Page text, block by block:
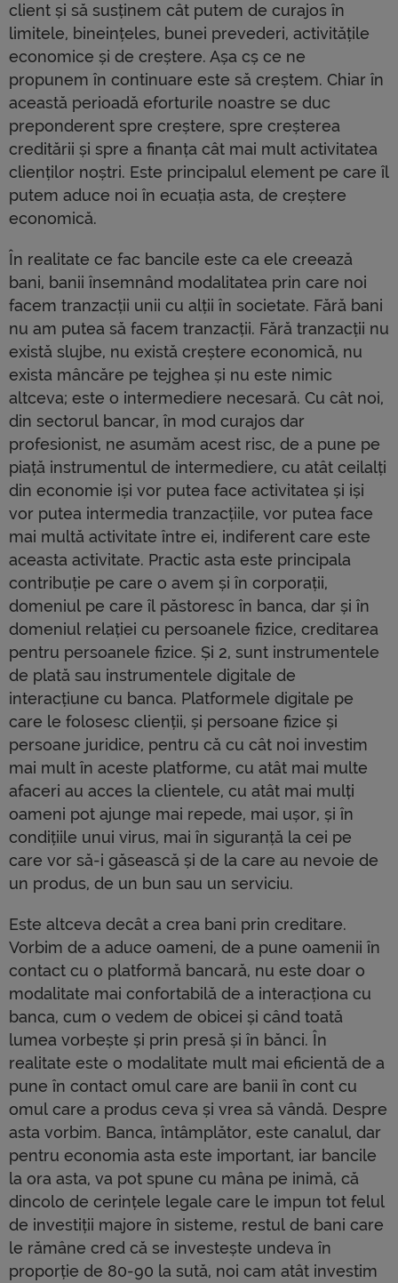
client și să susținem cât putem de curajos în
limitele, bineințeles, bunei prevederi, activitățile
economice și de creștere. Așa cș ce ne
propunem în continuare este să creștem. Chiar în
această perioadă eforturile noastre se duc
preponderent spre creștere, spre creșterea
creditării și spre a finanța cât mai mult activitatea
clienților noștri. Este principalul element pe care îl
putem aduce noi în ecuația asta, de creștere
economică.
În realitate ce fac bancile este ca ele creează
bani, banii însemnând modalitatea prin care noi
facem tranzacții unii cu alții în societate. Fără bani
nu am putea să facem tranzacții. Fără tranzacții nu
există slujbe, nu există creștere economică, nu
exista mâncăre pe tejghea și nu este nimic
altceva; este o intermediere necesară. Cu cât noi,
din sectorul bancar, în mod curajos dar
profesionist, ne asumăm acest risc, de a pune pe
piață instrumentul de intermediere, cu atât ceilalți
din economie iși vor putea face activitatea și iși
vor putea intermedia tranzacțiile, vor putea face
mai multă activitate între ei, indiferent care este
aceasta activitate. Practic asta este principala
contribuție pe care o avem și în corporații,
domeniul pe care îl păstoresc în banca, dar și în
domeniul relației cu persoanele fizice, creditarea
pentru persoanele fizice. Și 2, sunt instrumentele
de plată sau instrumentele digitale de
interacțiune cu banca. Platformele digitale pe
care le folosesc clienții, și persoane fizice și
persoane juridice, pentru că cu cât noi investim
mai mult în aceste platforme, cu atât mai multe
afaceri au acces la clientele, cu atât mai mulți
oameni pot ajunge mai repede, mai ușor, și în
condițiile unui virus, mai în siguranță la cei pe
care vor să-i găsească și de la care au nevoie de
un produs, de un bun sau un serviciu.
Este altceva decât a crea bani prin creditare.
Vorbim de a aduce oameni, de a pune oamenii în
contact cu o platformă bancară, nu este doar o
modalitate mai confortabilă de a interacționa cu
banca, cum o vedem de obicei și când toată
lumea vorbește și prin presă și în bănci. În
realitate este o modalitate mult mai eficientă de a
pune în contact omul care are banii în cont cu
omul care a produs ceva și vrea să vândă. Despre
asta vorbim. Banca, întâmplător, este canalul, dar
pentru economia asta este important, iar bancile
la ora asta, va pot spune cu mâna pe inimă, că
dincolo de cerințele legale care le impun tot felul
de investiții majore în sisteme, restul de bani care
le rămâne cred că se investește undeva în
proporție de 80-90 la sută, noi cam atât investim